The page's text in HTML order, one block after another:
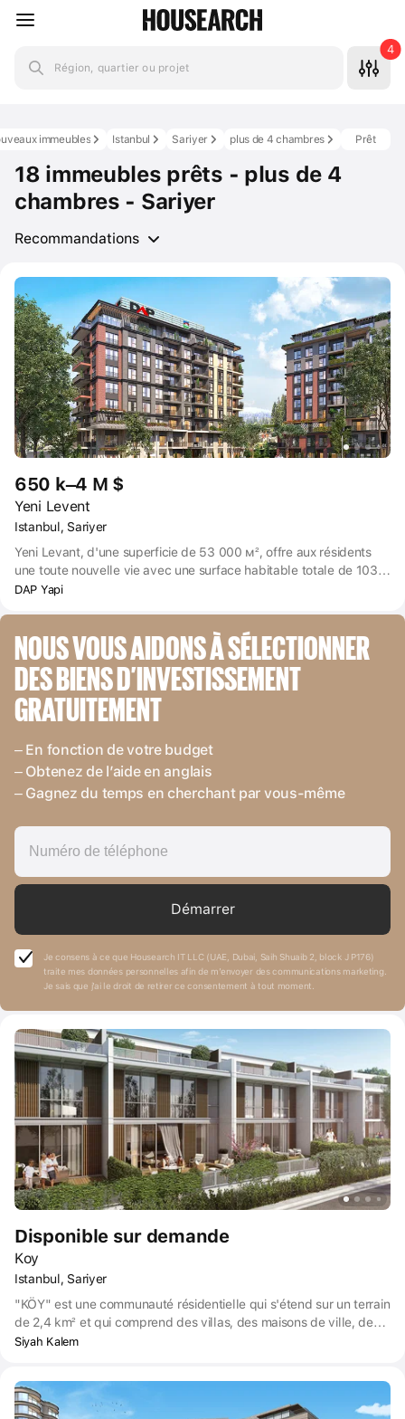
Région, quartier ou projet
4
Prêt
plus de 4 chambres
Sariyer
Istanbul
immeubles
18 immeubles prêts - plus de 4
chambres - Sariyer
Recommandations
650 k–4 M $
Yeni Levent
Istanbul, Sariyer
Yeni Levant, d'une superficie de 53 000 м², offre aux résidents
une toute nouvelle vie avec une surface habitable totale de 103
000 м², comprenant une école et un grand bosquet. Le nouveau
architecture avec de hauts plafonds, équipés d'éléments
esthétiques et fonctionnels. L'air pur du bosquet tout proche
pénètre dans votre maison par les terrasses et les balcons.
DAP Yapi
NOUS VOUS AIDONS À SÉLECTIONNER
DES BIENS D’INVESTISSEMENT
GRATUITEMENT
– En fonction de votre budget
– Obtenez de l’aide en anglais
– Gagnez du temps en cherchant par vous-même
Démarrer
Je consens à ce que Housearch IT LLC (UAE, Dubai, Saih Shuaib 2, block J P176)
traite mes données personnelles afin de m’envoyer des communications marketing.
Je sais que j’ai le droit de retirer ce consentement à tout moment.
Disponible sur demande
Koy
Istanbul, Sariyer
"KÖY" est une communauté résidentielle qui s'étend sur un terrain
de 2,4 km² et qui comprend des villas, des maisons de ville, des
doubles duplex, des centres commerciaux et des appartements
Siyah Kalem